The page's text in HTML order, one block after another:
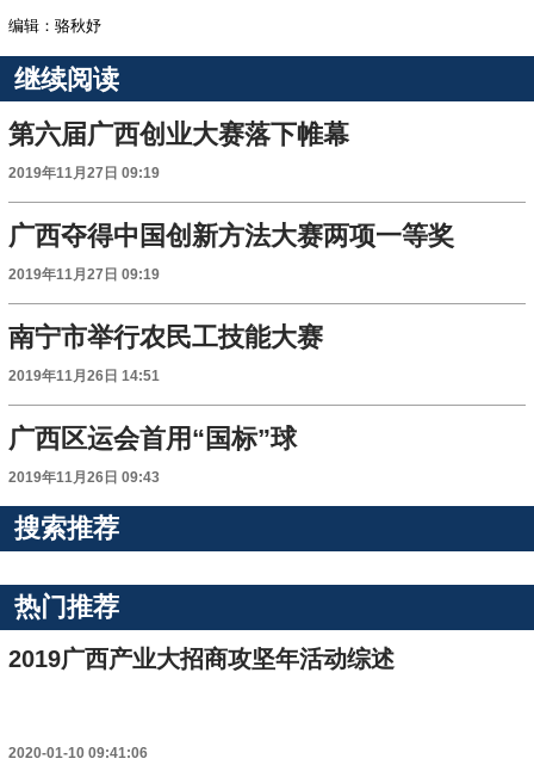
编辑：骆秋妤
继续阅读
第六届广西创业大赛落下帷幕
2019年11月27日 09:19
广西夺得中国创新方法大赛两项一等奖
2019年11月27日 09:19
南宁市举行农民工技能大赛
2019年11月26日 14:51
广西区运会首用“国标”球
2019年11月26日 09:43
搜索推荐
热门推荐
2019广西产业大招商攻坚年活动综述
2020-01-10 09:41:06